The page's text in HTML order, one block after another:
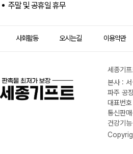
주말 및 공휴일 휴무
사회활동 오시는길 이용약관
세종기
본사 :
파주 공
대표번
통신판
건강기